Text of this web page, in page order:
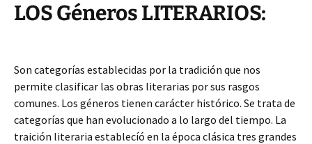
LOS Géneros LITERARIOS:
Son categorías establecidas por la tradición que nos
permite clasificar las obras literarias por sus rasgos
comunes. Los géneros tienen carácter histórico. Se trata de
categorías que han evolucionado a lo largo del tiempo. La
traición literaria establecíó en la época clásica tres grandes